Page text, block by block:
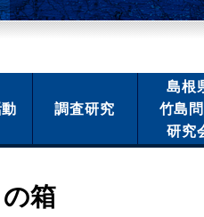
調査研究
島根
竹島
研究
箱